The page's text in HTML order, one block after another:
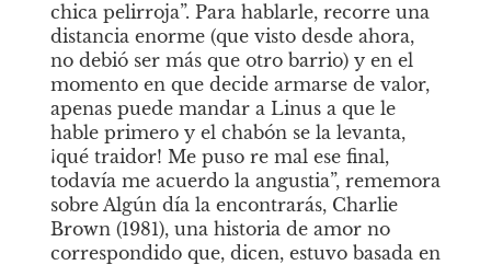
chica pelirroja”. Para hablarle, recorre una
distancia enorme (que visto desde ahora,
no debió ser más que otro barrio) y en el
momento en que decide armarse de valor,
apenas puede mandar a Linus a que le
hable primero y el chabón se la levanta,
¡qué traidor! Me puso re mal ese final,
todavía me acuerdo la angustia”, rememora
sobre Algún día la encontrarás, Charlie
Brown (1981), una historia de amor no
correspondido que, dicen, estuvo basada en